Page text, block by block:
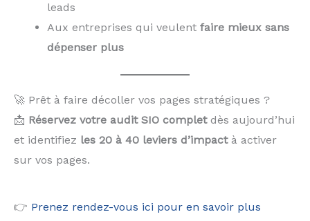
leads
Aux entreprises qui veulent faire mieux sans
dépenser plus
🚀 Prêt à faire décoller vos pages stratégiques ?
📩 Réservez votre audit SIO completdès aujourd’hui
et identifiez les 20 à 40 leviers d’impactà activer
sur vos pages.
👉 Prenez rendez-vous ici pour en savoir plus